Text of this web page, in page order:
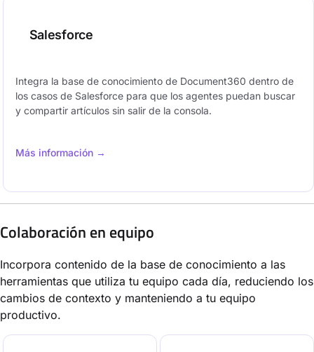
Salesforce
Integra la base de conocimiento de Document360 dentro de
los casos de Salesforce para que los agentes puedan buscar
y compartir artículos sin salir de la consola.
Más información →
Colaboración en equipo
Incorpora contenido de la base de conocimiento a las
herramientas que utiliza tu equipo cada día, reduciendo los
cambios de contexto y manteniendo a tu equipo
productivo.